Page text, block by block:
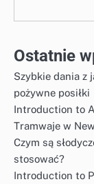
Ostatnie
Szybkie dania z
pożywne posiłki
Introduction to
Tramwaje w
Czym są
stosować?
Introduction to